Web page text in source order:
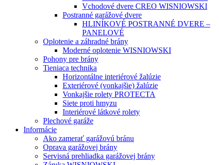
Vchodové dvere CREO WISNIOWSKI
Postranné garážové dvere
HLINÍKOVÉ POSTRANNÉ DVERE –
PANELOVÉ
Oplotenie a záhradné brány
Moderné oplotenie WISNIOWSKI
Pohony pre brány
Tieniaca technika
Horizontálne interiérové žalúzie
Exteriérové (vonkajšie) žalúzie
Vonkajšie rolety PROTECTA
Siete proti hmyzu
Interiérové látkové rolety
Plechové garáže
Informácie
Ako zamerať garážovú bránu
Oprava garážovej brány
Servisná prehliadka garážovej brány